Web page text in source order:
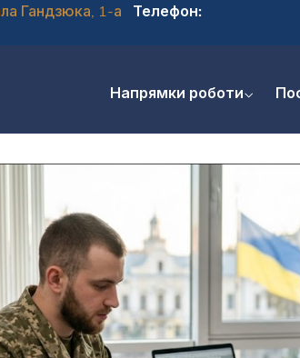
Гандзюка, 1-а
Телефон:
Напрямки роботи